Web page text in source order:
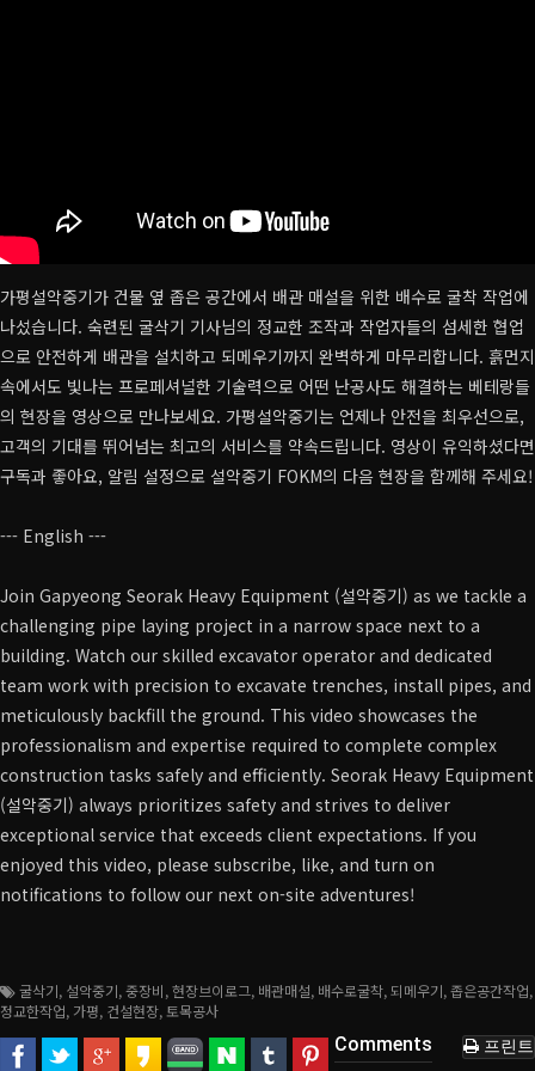
가평설악중기가 건물 옆 좁은 공간에서 배관 매설을 위한 배수로 굴착 작업에
나섰습니다. 숙련된 굴삭기 기사님의 정교한 조작과 작업자들의 섬세한 협업
으로 안전하게 배관을 설치하고 되메우기까지 완벽하게 마무리합니다. 흙먼지
속에서도 빛나는 프로페셔널한 기술력으로 어떤 난공사도 해결하는 베테랑들
의 현장을 영상으로 만나보세요. 가평설악중기는 언제나 안전을 최우선으로,
고객의 기대를 뛰어넘는 최고의 서비스를 약속드립니다. 영상이 유익하셨다면
구독과 좋아요, 알림 설정으로 설악중기 FOKM의 다음 현장을 함께해 주세요!
--- English ---
Join Gapyeong Seorak Heavy Equipment (설악중기) as we tackle a
challenging pipe laying project in a narrow space next to a
building. Watch our skilled excavator operator and dedicated
team work with precision to excavate trenches, install pipes, and
meticulously backfill the ground. This video showcases the
professionalism and expertise required to complete complex
construction tasks safely and efficiently. Seorak Heavy Equipment
(설악중기) always prioritizes safety and strives to deliver
exceptional service that exceeds client expectations. If you
enjoyed this video, please subscribe, like, and turn on
notifications to follow our next on-site adventures!
굴삭기, 설악중기,중장비,현장브이로그, 배관매설, 배수로굴착,되메우기,좁은공간작업,
정교한작업, 가평, 건설현장,토목공사
프린트
Comments